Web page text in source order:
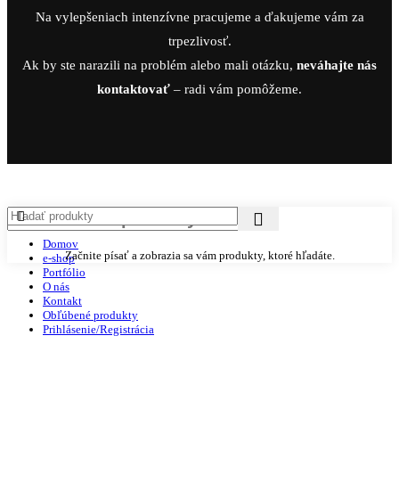
Na vylepšeniach intenzívne pracujeme a ďakujeme vám za
trpezlivosť.
Ak by ste narazili na problém alebo mali otázku, neváhajte nás
kontaktovať – radi vám pomôžeme.
Začnite písať a zobrazia sa vám produkty, ktoré hľadáte.
Domov
e-shop
Portfólio
O nás
Kontakt
Obľúbené produkty
Prihlásenie/Registrácia